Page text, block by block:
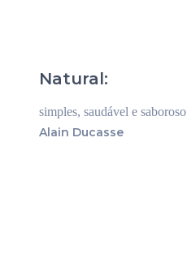
Natural:
simples, saudável e saboroso
Alain Ducasse